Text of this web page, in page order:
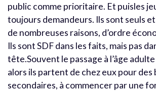
public comme prioritaire. Et puisles
toujours demandeurs. Ils sont seuls
de nombreuses raisons, d’ordre
Ils sont SDF dans les faits, mais pas
tête.Souvent le passage à l’âge adulte
alors ils partent de chez eux pour des
secondaires, à commencer par une